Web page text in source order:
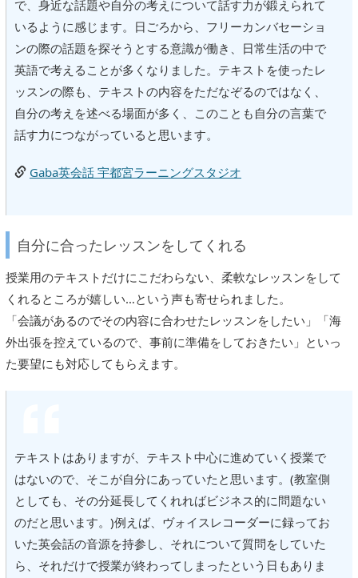
で、身近な話題や自分の考えについて話す力が鍛えられて
いるように感じます。日ごろから、フリーカンバセーショ
ンの際の話題を探そうとする意識が働き、日常生活の中で
英語で考えることが多くなりました。テキストを使ったレ
ッスンの際も、テキストの内容をただなぞるのではなく、
自分の考えを述べる場面が多く、このことも自分の言葉で
話す力につながっていると思います。
Gaba英会話 宇都宮ラーニングスタジオ
自分に合ったレッスンをしてくれる
授業用のテキストだけにこだわらない、柔軟なレッスンをして
くれるところが嬉しい…という声も寄せられました。
「会議があるのでその内容に合わせたレッスンをしたい」「海
外出張を控えているので、事前に準備をしておきたい」といっ
た要望にも対応してもらえます。
テキストはありますが、テキスト中心に進めていく授業で
はないので、そこが自分にあっていたと思います。(教室側
としても、その分延長してくれればビジネス的に問題ない
のだと思います。)例えば、ヴォイスレコーダーに録ってお
いた英会話の音源を持参し、それについて質問をしていた
ら、それだけで授業が終わってしまったという日もありま